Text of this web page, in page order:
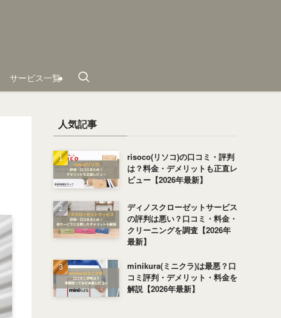
サービス一覧
人気記事
risoco(リソコ)の口コミ・評判
は？料金・デメリットも正直レ
ビュー【2026年最新】
ディノスクローゼットサービス
の評判は悪い？口コミ・料金・
クリーニングを調査【2026年
最新】
minikura(ミニクラ)は最悪？口
コミ評判・デメリット・料金を
解説【2026年最新】